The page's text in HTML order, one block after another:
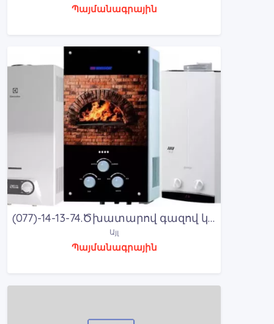
Պայմանագրային
(077)-14-13-74.Ծխատարով գազով կալոնկաների վերանորոգում էլեմենտով գազի կալոնկաների ռեմոնտ Երեվան
Այլ
Պայմանագրային